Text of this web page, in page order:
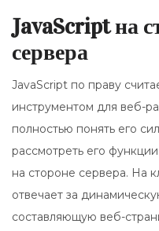
JavaScript на
сервера
JavaScript по праву
инструментом для веб-
полностью понять его
рассмотреть его
на стороне сервера. На
отвечает за
составляющую веб-